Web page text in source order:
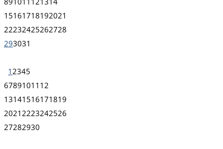
15161718192021
22232425262728
293031
1 2345
67891011 12
13141516171819
2021 2223242526
27282930